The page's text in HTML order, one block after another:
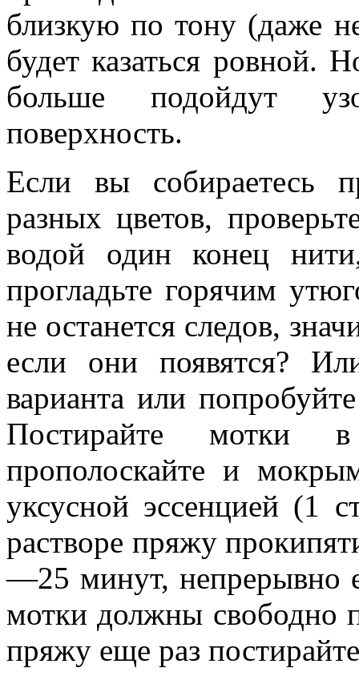
близкую по тону (даже
будет казаться ровной.
больше подойдут
поверхность.
Если вы собираетесь
разных цветов,
водой один конец
прогладьте горячим
не останется следов,
если они появятся?
варианта или
Постирайте мотки
прополоскайте и
уксусной эссенцией (1
растворе пряжу
—25 минут, непрерывно
мотки должны свободно
пряжу еще раз